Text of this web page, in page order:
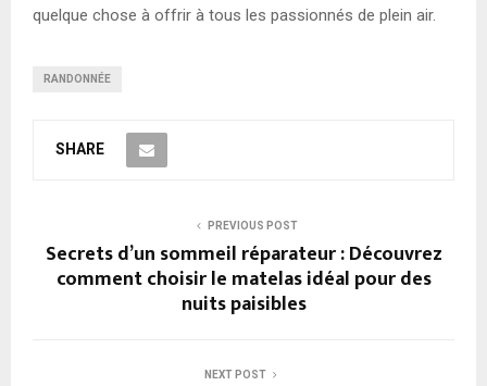
quelque chose à offrir à tous les passionnés de plein air.
RANDONNÉE
SHARE
PREVIOUS POST
Secrets d’un sommeil réparateur : Découvrez
comment choisir le matelas idéal pour des
nuits paisibles
NEXT POST